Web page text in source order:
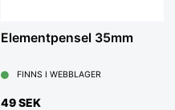
Elementpensel 35mm
FINNS I WEBBLAGER
49 SEK